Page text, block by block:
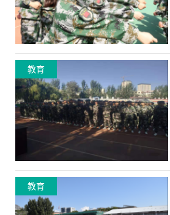
教育
教育